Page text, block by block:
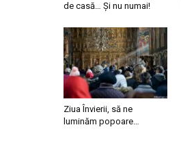
de casă… Și nu numai!
Ziua Învierii, să ne
luminăm popoare…